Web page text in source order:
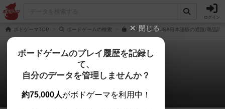
ログイン
ボドゲーマTOP ボードゲームの検索 フリーライドUSA日本語版の通販/商品詳
フリーライドUSA
拡張/関連作品 0件
閉じる
ボードゲームのプレイ履歴を記録し
て、
自分のデータを管理しませんか？
約75,000人がボドゲーマを利用中！